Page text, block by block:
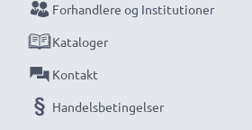
Forhandlere og Institutioner
Kataloger
Kontakt
Handelsbetingelser